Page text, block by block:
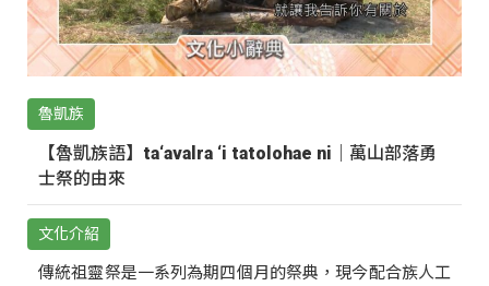
魯凱族
【魯凱族語】ta‘avalra ‘i tatolohae ni｜萬山部落勇
士祭的由來
文化介紹
傳統祖靈祭是一系列為期四個月的祭典，現今配合族人工